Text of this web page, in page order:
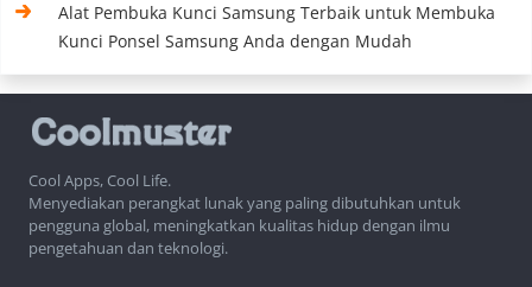
Alat Pembuka Kunci Samsung Terbaik untuk Membuka
Kunci Ponsel Samsung Anda dengan Mudah
Cool Apps, Cool Life.
Menyediakan perangkat lunak yang paling dibutuhkan untuk
pengguna global, meningkatkan kualitas hidup dengan ilmu
pengetahuan dan teknologi.